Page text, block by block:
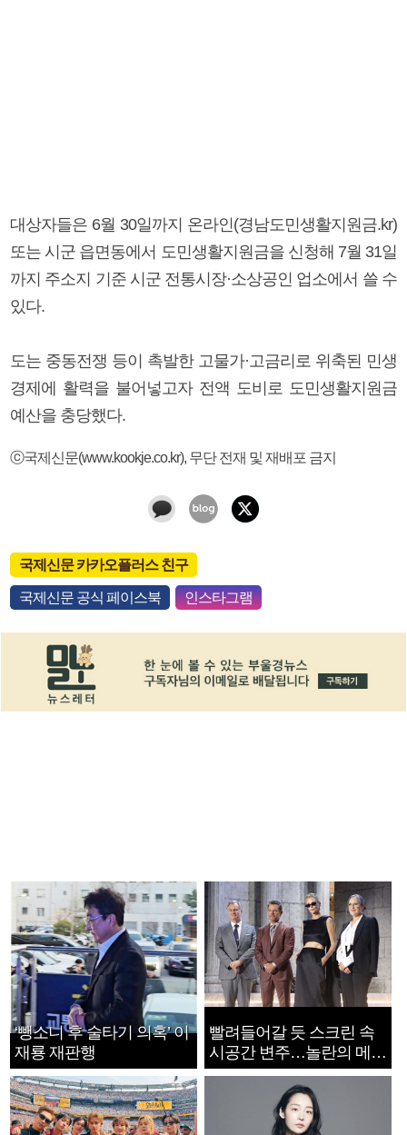
대상자들은 6월 30일까지 온라인(경남도민생활지원금.kr)
또는 시군 읍면동에서 도민생활지원금을 신청해 7월 31일
까지 주소지 기준 시군 전통시장·소상공인 업소에서 쓸 수
있다.
도는 중동전쟁 등이 촉발한 고물가·고금리로 위축된 민생
경제에 활력을 불어넣고자 전액 도비로 도민생활지원금
예산을 충당했다.
ⓒ국제신문(www.kookje.co.kr), 무단 전재 및 재배포 금지
국제신문 카카오플러스 친구
국제신문 공식 페이스북 인스타그램
‘뺑소니 후 술타기 의혹’ 이
재룡 재판행
빨려들어갈 듯 스크린 속
시공간 변주…놀란의 메시
지는 ‘전쟁 속죄’